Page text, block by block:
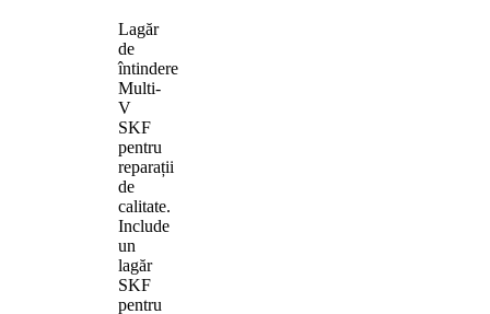
Lagăr
de
întindere
Multi-
V
SKF
pentru
reparații
de
calitate.
Include
un
lagăr
SKF
pentru